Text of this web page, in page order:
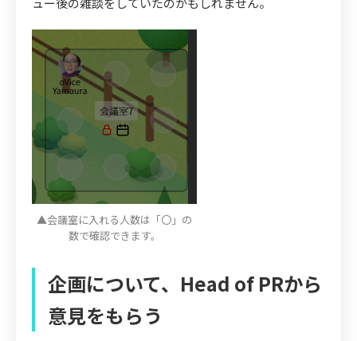
▲会議室に入れる人数は「〇」の
数で確認できます。
企画について、Head of PRから
意見をもらう